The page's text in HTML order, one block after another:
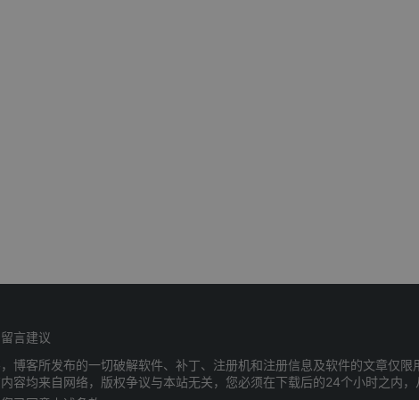
留言建议
博客所发布的一切破解软件、补丁、注册机和注册信息及软件的文章仅
容均来自网络，版权争议与本站无关，您必须在下载后的24个小时之内